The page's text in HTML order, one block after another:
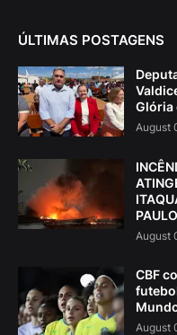
ÚLTIMAS POSTAGENS
Glória
August
PAULO
August
CBF
August